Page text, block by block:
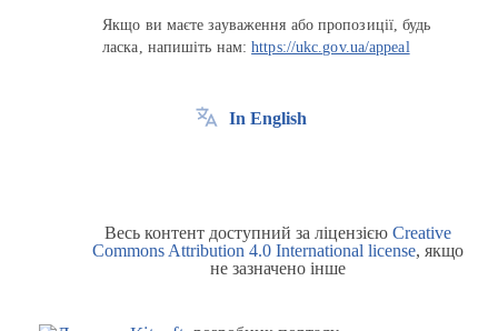
Якщо ви маєте зауваження або пропозиції, будь
ласка, напишіть нам:https://ukc.gov.ua/appeal
In English
Весь контент доступний за ліцензією Creative
Commons Attribution 4.0 International license, якщо
не зазначено інше